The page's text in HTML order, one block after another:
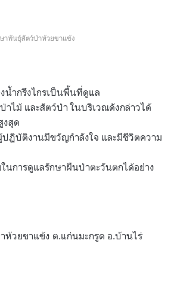
าพันธุ์สัตว์ป่าห้วยขาแข้ง
น้ำกรึงไกรเป็นพื้นที่ดูแล
าไม้ และสัตว์ป่า ในบริเวณดังกล่าวได้
งสุด
ปฏิบัติงานมีขวัญกำลังใจ และมีชีวิตความ
นการดูแลรักษาผืนป่าตะวันตกได้อย่าง
ห้วยขาแข้ง ต.แก่นมะกรูด อ.บ้านไร่